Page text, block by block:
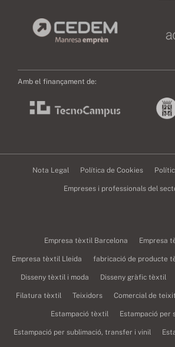
Amb el finançament de:
Nota Legal Política de Cookies
Empreses i professionals del
Empresa tèxtil Barcelona Empresa
Empresa tèxtil Lleida fabricació de producte
Disseny tèxtil i moda Disseny gràfic tèxtil
Filatura tèxtil Teixidors Comercial de
Estampació tèxtil Estampació per
Estampació per sublimació, transfer i vinil